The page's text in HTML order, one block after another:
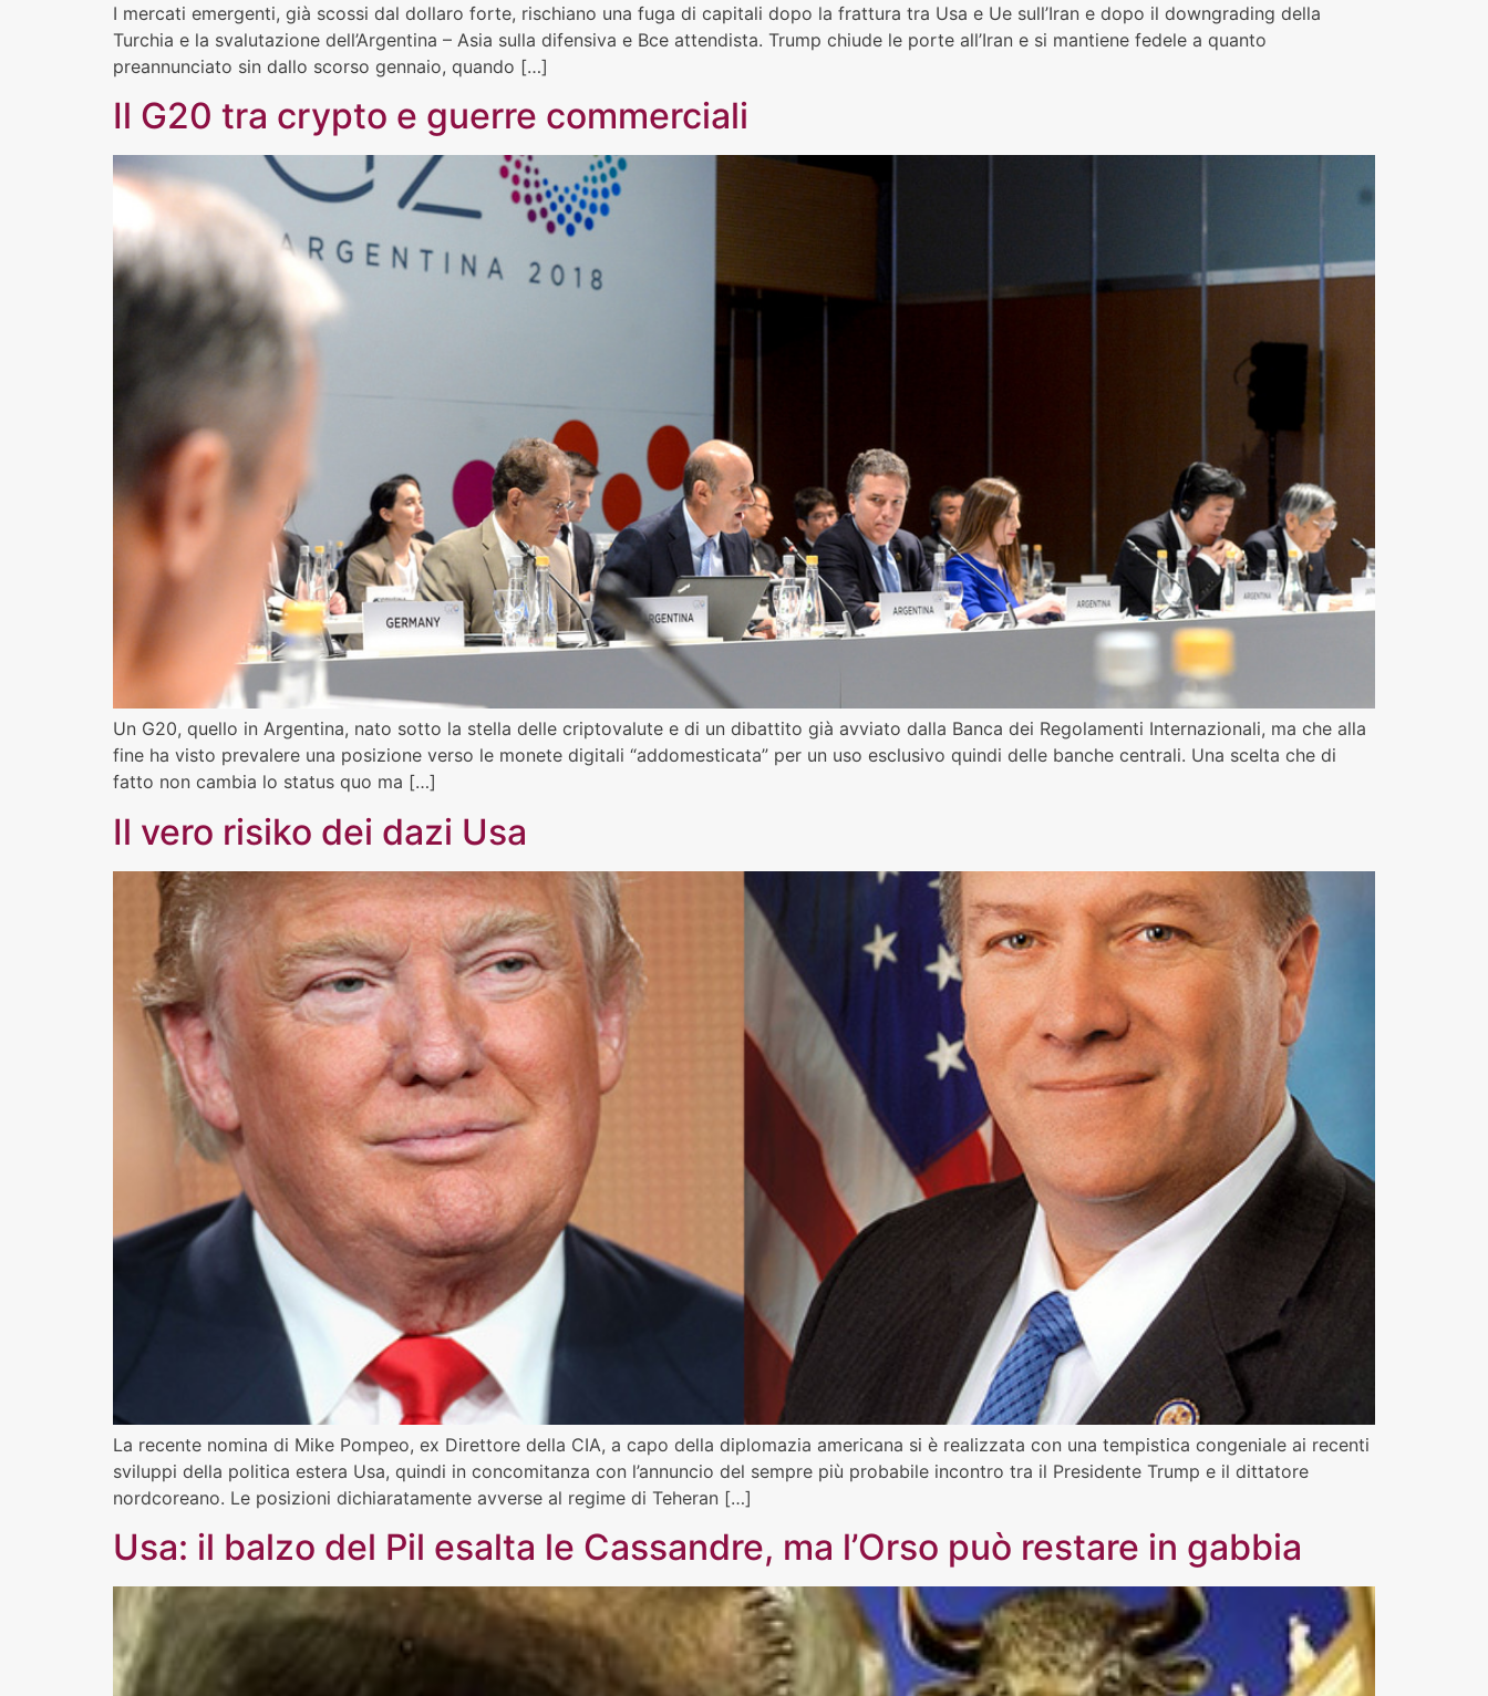
I mercati emergenti, già scossi dal dollaro forte, rischiano una fuga di capitali dopo la frattura tra Usa e Ue sull’Iran e dopo il downgrading della
Turchia e la svalutazione dell’Argentina – Asia sulla difensiva e Bce attendista. Trump chiude le porte all’Iran e si mantiene fedele a quanto
preannunciato sin dallo scorso gennaio, quando […]
Il G20 tra crypto e guerre commerciali
Un G20, quello in Argentina, nato sotto la stella delle criptovalute e di un dibattito già avviato dalla Banca dei Regolamenti Internazionali, ma che alla
fine ha visto prevalere una posizione verso le monete digitali “addomesticata” per un uso esclusivo quindi delle banche centrali. Una scelta che di
fatto non cambia lo status quo ma […]
Il vero risiko dei dazi Usa
La recente nomina di Mike Pompeo, ex Direttore della CIA, a capo della diplomazia americana si è realizzata con una tempistica congeniale ai recenti
sviluppi della politica estera Usa, quindi in concomitanza con l’annuncio del sempre più probabile incontro tra il Presidente Trump e il dittatore
nordcoreano. Le posizioni dichiaratamente avverse al regime di Teheran […]
Usa: il balzo del Pil esalta le Cassandre, ma l’Orso può restare in gabbia